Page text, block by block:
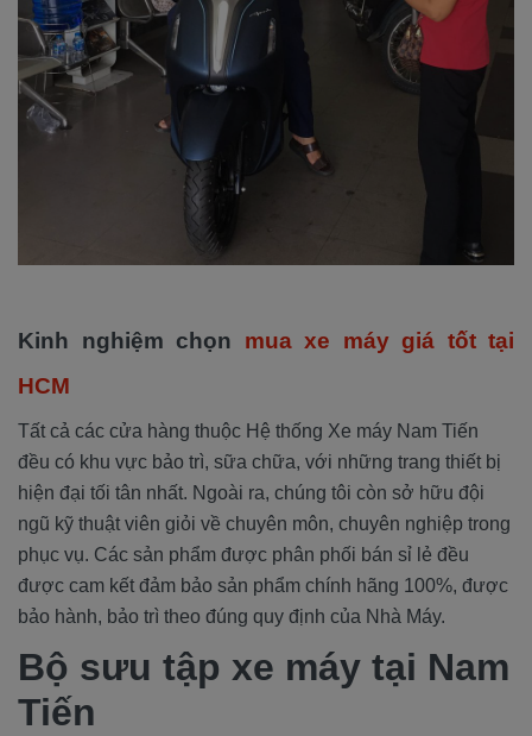
Kinh nghiệm chọn mua xe máy giá tốt tại
HCM
Tất cả các cửa hàng thuộc Hệ thống Xe máy Nam Tiến
đều có khu vực bảo trì, sữa chữa, với những trang thiết bị
hiện đại tối tân nhất. Ngoài ra, chúng tôi còn sở hữu đội
ngũ kỹ thuật viên giỏi về chuyên môn, chuyên nghiệp trong
phục vụ. Các sản phẩm được phân phối bán sỉ lẻ đều
được cam kết đảm bảo sản phẩm chính hãng 100%, được
bảo hành, bảo trì theo đúng quy định của Nhà Máy.
Bộ sưu tập xe máy tại Nam
Tiến